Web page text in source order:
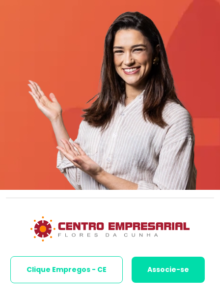
Clique Empregos - CE Associe-se